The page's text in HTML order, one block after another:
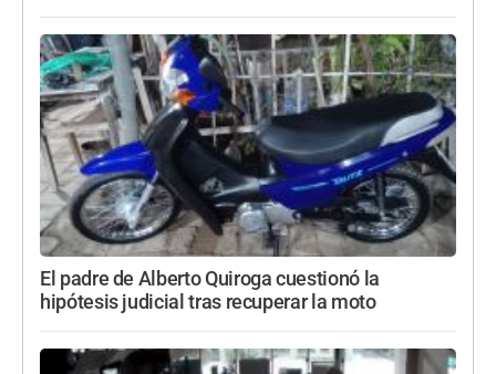
El padre de Alberto Quiroga cuestionó la
hipótesis judicial tras recuperar la moto